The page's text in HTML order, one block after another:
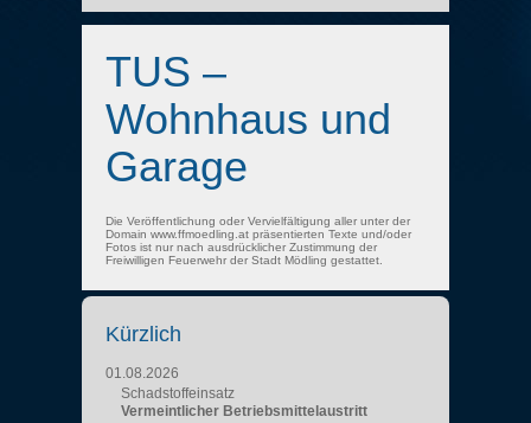
TUS –
Wohnhaus und
Garage
Die Veröffentlichung oder Vervielfältigung aller unter der
Domain www.ffmoedling.at präsentierten Texte und/oder
Fotos ist nur nach ausdrücklicher Zustimmung der
Freiwilligen Feuerwehr der Stadt Mödling gestattet.
Kürzlich
01.08.2026
Schadstoffeinsatz
Vermeintlicher Betriebsmittelaustritt